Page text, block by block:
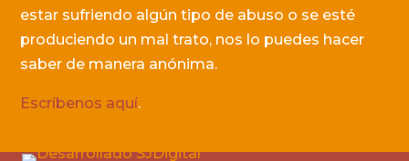
estar sufriendo algún tipo de abuso o se esté
produciendo un mal trato, nos lo puedes hacer
saber de manera anónima.
Escríbenos aquí.